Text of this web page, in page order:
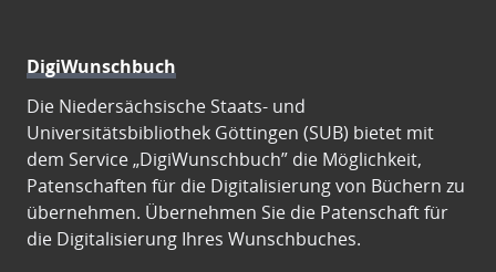
DigiWunschbuch
Die Niedersächsische Staats- und
Universitätsbibliothek Göttingen (SUB) bietet mit
dem Service „DigiWunschbuch” die Möglichkeit,
Patenschaften für die Digitalisierung von Büchern zu
übernehmen. Übernehmen Sie die Patenschaft für
die Digitalisierung Ihres Wunschbuches.